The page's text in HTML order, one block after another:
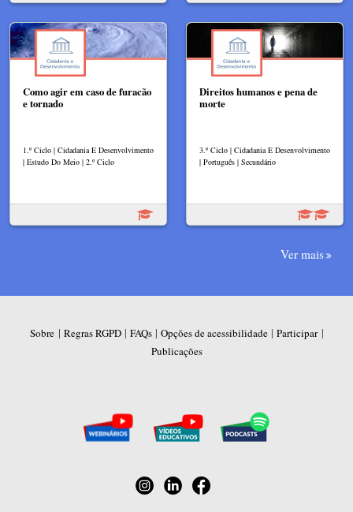
Como agir em caso de furacão
e tornado
1.º Ciclo | Cidadania E Desenvolvimento
| Estudo Do Meio | 2.º Ciclo
Direitos humanos e pena de
morte
3.º Ciclo | Cidadania E Desenvolvimento
| Português | Secundário
Ver mais
Sobre | Regras RGPD| FAQs| Opções de acessibilidade| Participar|
Publicações